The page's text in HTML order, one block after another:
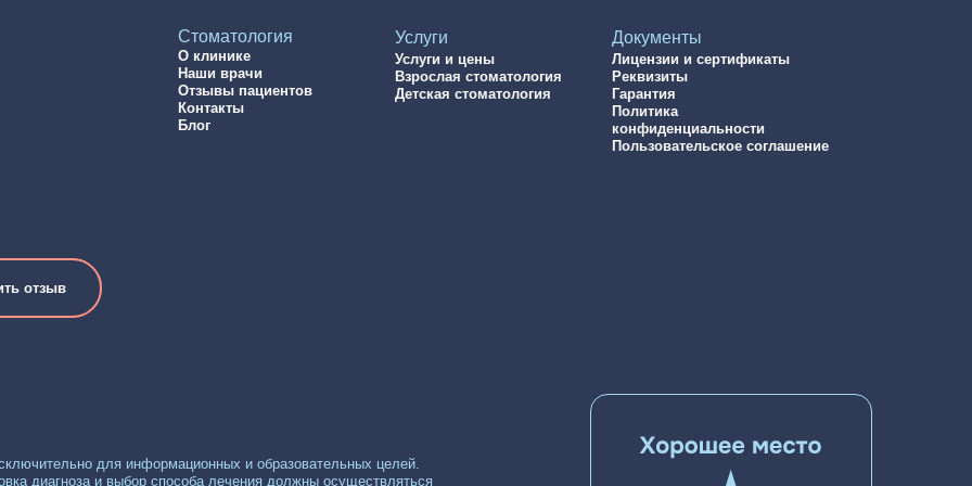
для информационных и образовательных целей.
диагноза и выбор способа лечения должны осуществляться
Стоматология
О клинике
Наши врачи
Отзывы пациентов
Контакты
Блог
Услуги
Услуги и цены
Взрослая стоматология
Детская стоматология
Документы
Лицензии и сертификаты
Реквизиты
Гарантия
Политика
конфиденциальности
Пользовательское соглашение
отзыв